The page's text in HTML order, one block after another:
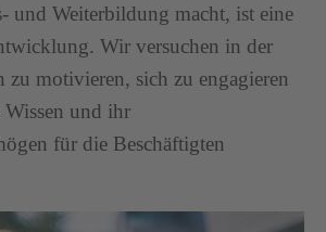
und Weiterbildung macht, ist eine
Wir versuchen in der
zu motivieren, sich zu engagieren
Wissen und ihr
für die Beschäftigten